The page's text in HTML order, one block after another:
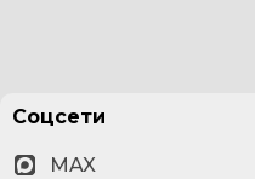
Соцсети
MAX